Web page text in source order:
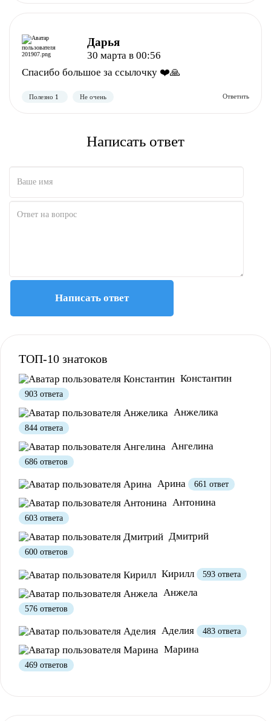
Полезно 12
Дарья
30 марта в 00:56
Спасибо большое за ссылочку ❤️🙏
Полезно 1 Не очень
Написать ответ
Написать ответ
ТОП-10 знатоков
Константин
903 ответа
Анжелика
844 ответа
Ангелина
686 ответов
Арина 661 ответ
Антонина
603 ответа
Дмитрий
600 ответов
Кирилл 593 ответа
Анжела
576 ответов
Аделия 483 ответа
Марина
469 ответов